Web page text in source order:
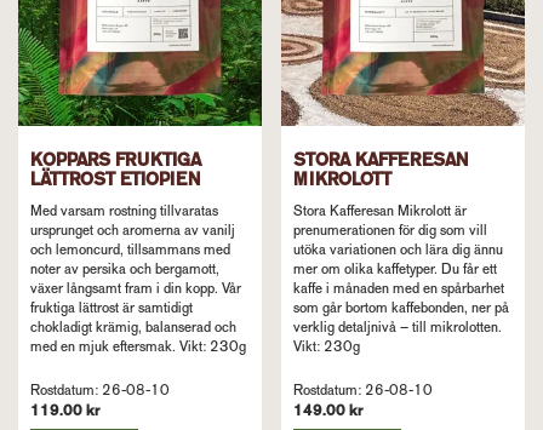
KOPPARS FRUKTIGA
LÄTTROST ETIOPIEN
Med varsam rostning tillvaratas
ursprunget och aromerna av vanilj
och lemoncurd, tillsammans med
noter av persika och bergamott,
växer långsamt fram i din kopp. Vår
fruktiga lättrost är samtidigt
chokladigt krämig, balanserad och
med en mjuk eftersmak. Vikt: 230g
Rostdatum: 26-08-10
119.00 kr
STORA KAFFERESAN
MIKROLOTT
Stora Kafferesan Mikrolott är
prenumerationen för dig som vill
utöka variationen och lära dig ännu
mer om olika kaffetyper. Du får ett
kaffe i månaden med en spårbarhet
som går bortom kaffebonden, ner på
verklig detaljnivå – till mikrolotten.
Vikt: 230g
Rostdatum: 26-08-10
149.00 kr